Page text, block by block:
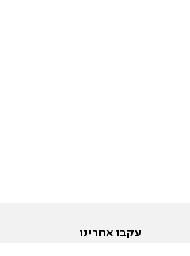
עקבו אחרינו